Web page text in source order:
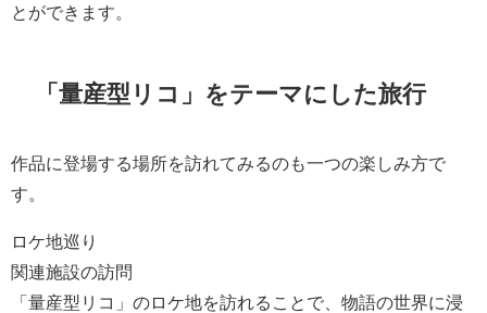
とができます。
「量産型リコ」をテーマにした旅行
作品に登場する場所を訪れてみるのも一つの楽しみ方で
す。
ロケ地巡り
関連施設の訪問
「量産型リコ」のロケ地を訪れることで、物語の世界に浸